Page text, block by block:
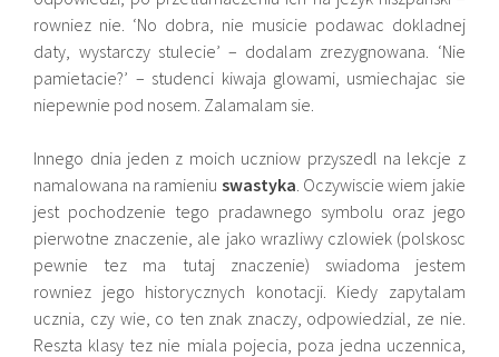
rowniez nie. ‘No dobra, nie musicie podawac dokladnej
daty, wystarczy stulecie’ – dodalam zrezygnowana. ‘Nie
pamietacie?’ – studenci kiwaja glowami, usmiechajac sie
niepewnie pod nosem. Zalamalam sie.
Innego dnia jeden z moich uczniow przyszedl na lekcje z
namalowana na ramieniu swastyka. Oczywiscie wiem jakie
jest pochodzenie tego pradawnego symbolu oraz jego
pierwotne znaczenie, ale jako wrazliwy czlowiek (polskosc
pewnie tez ma tutaj znaczenie) swiadoma jestem
rowniez jego historycznych konotacji. Kiedy zapytalam
ucznia, czy wie, co ten znak znaczy, odpowiedzial, ze nie.
Reszta klasy tez nie miala pojecia, poza jedna uczennica,